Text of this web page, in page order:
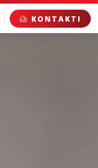
KONTAKTI